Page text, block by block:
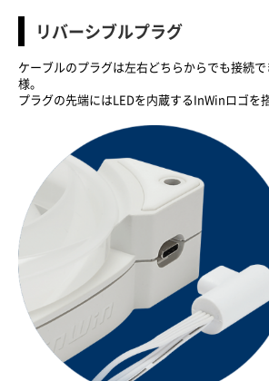
リバーシブルプラグ
ケーブルのプラグは左右どちらからでも接続
様。
プラグの先端にはLEDを内蔵するInWinロゴを